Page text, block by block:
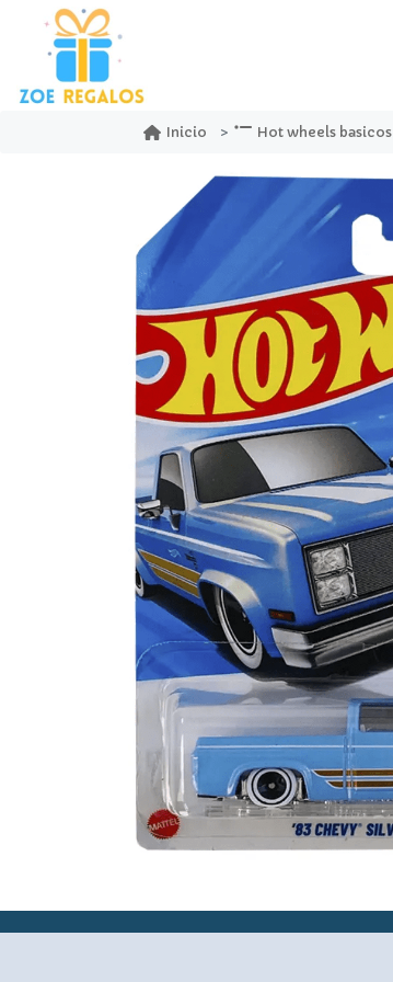
Inicio Hot wheels basicos